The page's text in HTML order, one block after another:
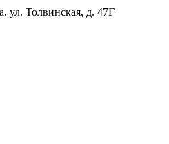
ул. Толвинская, д. 47Г